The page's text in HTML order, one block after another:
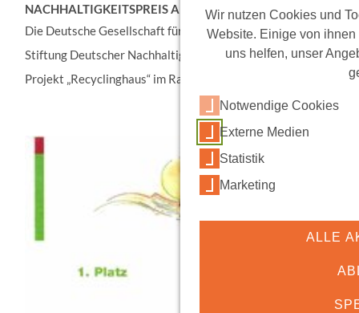
NACHHALTIGKEITSPREIS ARCHITEKTUR 2022
Die Deutsche Gesellschaft für Nachhaltigen Bauen und die
Stiftung Deutscher Nachhaltigkeitspreis haben unser
Projekt „Recyclinghaus“ im Rahmen des…
Wir nutzen Cookies und
Website. Einige von
uns helfen, unser
Notwendige Cookies
Externe Medien
Statistik
Marketing
ALLE